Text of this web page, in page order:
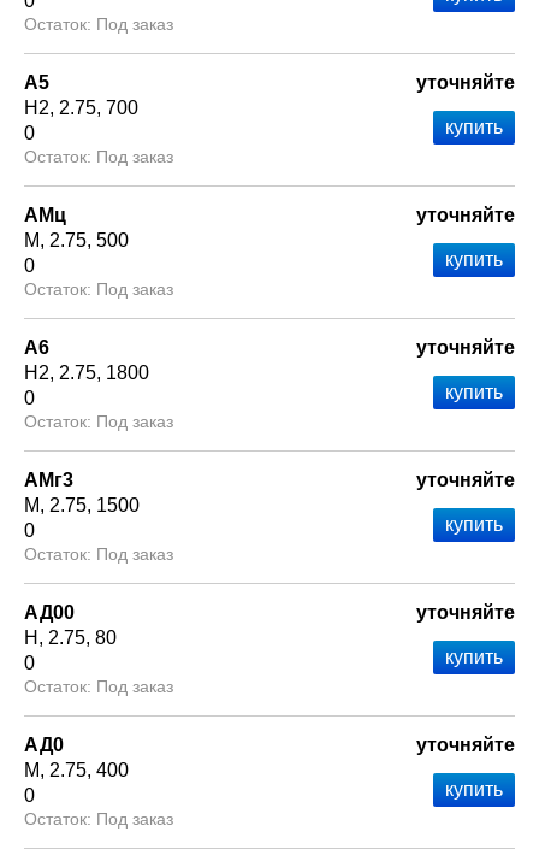
Под заказ
А5
Н2 2.75 700
0
Под заказ
уточняйте
АМц
М
2.75 500
0
Под заказ
уточняйте
А6
Н2 2.75 1800
0
Под заказ
уточняйте
АМг3
М
2.75 1500
0
Под заказ
уточняйте
АД00
Н
2.75 80
0
Под заказ
уточняйте
АД0
М
2.75 400
0
Под заказ
уточняйте